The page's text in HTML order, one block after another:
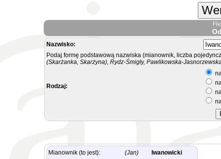
Nazwisko:
Podaj formę podstawową nazwiska (mianownik, liczba
(Skarżanka, Skarżyna), Rydz-Śmigły, Pawlikowska-
Rodzaj:
Mianownik (to jest): (Jan)
Iwanowicki